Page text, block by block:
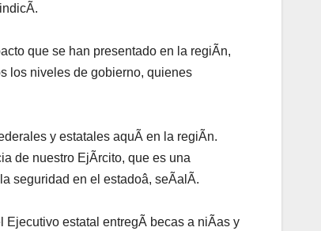
que se han presentado en la regiÃn,
los niveles de gobierno, quienes
y estatales aquÃ en la regiÃn.
de nuestro EjÃrcito, que es una
seguridad en el estadoâ, seÃalÃ.
Ejecutivo estatal entregÃ becas a niÃas y